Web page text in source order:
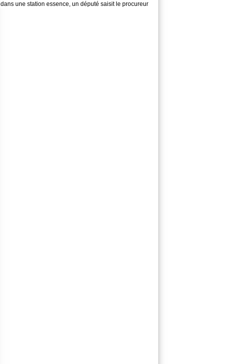
dans une station essence, un député saisit le procureur